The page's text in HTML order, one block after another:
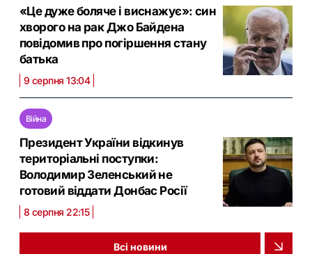
«Це дуже боляче і виснажує»: син
хворого на рак Джо Байдена
повідомив про погіршення стану
батька
9 серпня 13:04
Війна
Президент України відкинув
територіальні поступки:
Володимир Зеленський не
готовий віддати Донбас Росії
8 серпня 22:15
Всі новини